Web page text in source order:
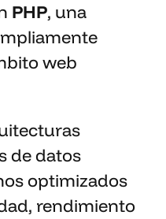
PHP, una
web
de datos
optimizados
rendimiento